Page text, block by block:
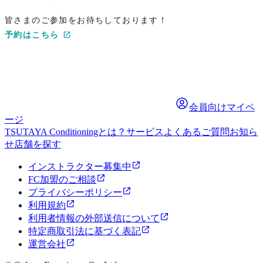
皆さまのご参加をお待ちしております！
予約はこちら
会員向けマイペ
ージ
TSUTAYA Conditioningとは？ サービス よくあるご質問お知ら
せ店舗を探す
インストラクター募集中
FC加盟のご相談
プライバシーポリシー
利用規約
利用者情報の外部送信について
特定商取引法に基づく表記
運営会社